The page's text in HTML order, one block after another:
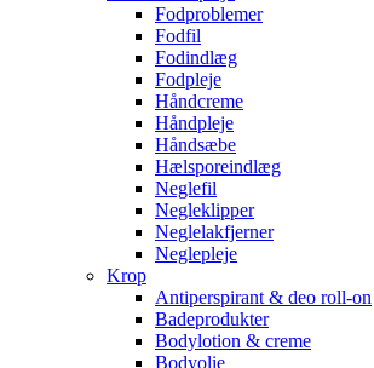
Fodproblemer
Fodfil
Fodindlæg
Fodpleje
Håndcreme
Håndpleje
Håndsæbe
Hælsporeindlæg
Neglefil
Negleklipper
Neglelakfjerner
Neglepleje
Krop
Antiperspirant & deo roll-on
Badeprodukter
Bodylotion & creme
Bodyolie